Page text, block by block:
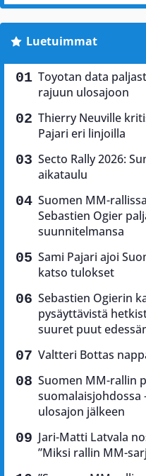
Luetuimmat
Toyotan data
rajuun ulosajoon
Thierry Neuville
Pajari eri linjoilla
Secto Rally 2026:
aikataulu
Suomen MM-
Sebastien Ogier
suunnitelmansa
Sami Pajari ajoi
katso tulokset
Sebastien Ogierin
pysäyttävistä
suuret puut
Valtteri Bottas
Suomen MM-rallin
suomalaisjohdossa
ulosajon jälkeen
Jari-Matti Latvala
”Miksi rallin MM-